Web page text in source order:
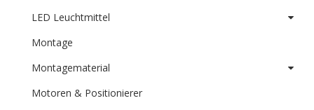
LED Leuchtmittel
Montage
Montagematerial
Motoren & Positionierer